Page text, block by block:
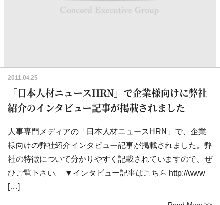
2011.04.25
「日本人材ニュースHRN」で企業様向けに弊社
紹介のインタビュー記事が掲載されました
人事専門メディアの「日本人材ニュースHRN」で、企業
様向けの弊社紹介インタビュー記事が掲載されました。弊
社の特徴について分かりやすく記載されていますので、ぜ
ひご覧下さい。 ▼インタビュー記事はこちら http://www
[…]